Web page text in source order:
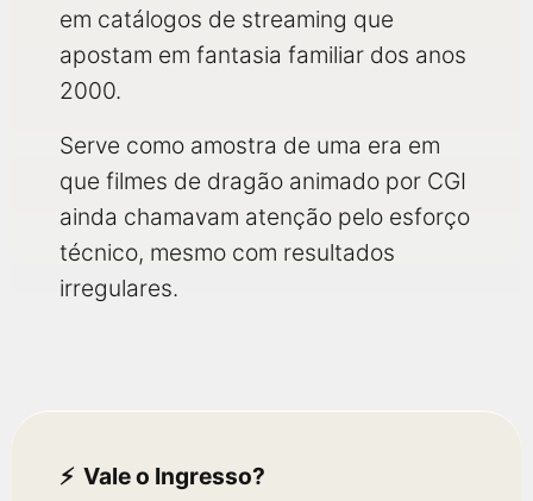
em catálogos de streaming que
apostam em fantasia familiar dos anos
2000.
Serve como amostra de uma era em
que filmes de dragão animado por CGI
ainda chamavam atenção pelo esforço
técnico, mesmo com resultados
irregulares.
Vale o Ingresso?